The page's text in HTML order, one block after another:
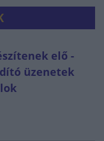
elő -
üzenetek